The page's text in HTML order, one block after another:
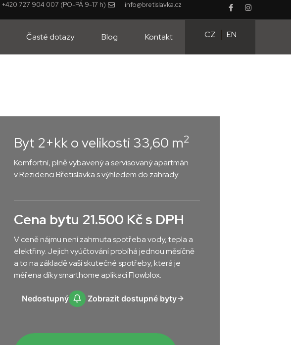
+420 727 904 007 (PO-PÁ 9-17 h) info@bretislavka.cz
Časté dotazy Blog Kontakt CZ EN
Byt 2+kk o velikosti 33,60 m2
Komfortní, plně vybavený a servisovaný apartmán
v Rezidenci Břetislavka s výhledem do zahrady.
Cena bytu 21.500 Kč s DPH
V ceně nájmu není zahrnuta spotřeba vody, tepla a
elektřiny. Jejich vyúčtování probíhá jednou měsíčně
a to na základě vaší skutečné spotřeby, která je
měřena díky smarthome aplikaci Flowblox.
Nedostupný Zobrazit dostupné byty